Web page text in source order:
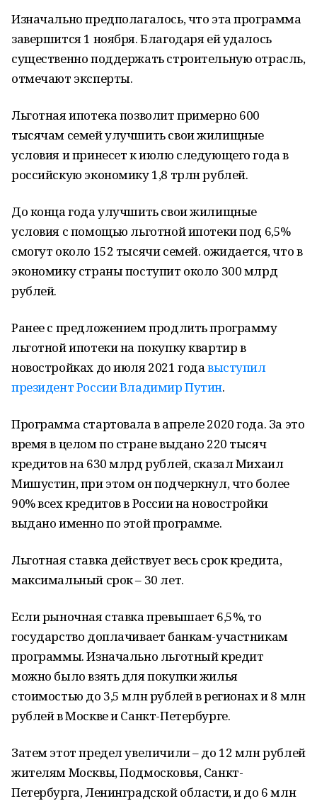
Изначально предполагалось, что эта программа
завершится 1 ноября. Благодаря ей удалось
существенно поддержать строительную отрасль,
отмечают эксперты.
Льготная ипотека позволит примерно 600
тысячам семей улучшить свои жилищные
условия и принесет к июлю следующего года в
российскую экономику 1,8 трлн рублей.
До конца года улучшить свои жилищные
условия с помощью льготной ипотеки под 6,5%
смогут около 152 тысячи семей. ожидается, что в
экономику страны поступит около 300 млрд
рублей.
Ранее с предложением продлить программу
льготной ипотеки на покупку квартир в
новостройках до июля 2021 годавыступил
президент России Владимир Путин.
Программа стартовала в апреле 2020 года. За это
время в целом по стране выдано 220 тысяч
кредитов на 630 млрд рублей, сказал Михаил
Мишустин, при этом он подчеркнул, что более
90% всех кредитов в России на новостройки
выдано именно по этой программе.
Льготная ставка действует весь срок кредита,
максимальный срок – 30 лет.
Если рыночная ставка превышает 6,5%, то
государство доплачивает банкам-участникам
программы. Изначально льготный кредит
можно было взять для покупки жилья
стоимостью до 3,5 млн рублей в регионах и 8 млн
рублей в Москве и Санкт-Петербурге.
Затем этот предел увеличили – до 12 млн рублей
жителям Москвы, Подмосковья, Санкт-
Петербурга, Ленинградской области, и до 6 млн